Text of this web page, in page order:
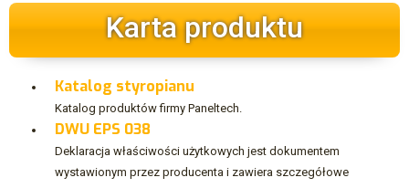
Karta produktu
Katalog styropianu
Katalog produktów firmy Paneltech.
DWU EPS 038
Deklaracja właściwości użytkowych jest dokumentem
wystawionym przez producenta i zawiera szczegółowe